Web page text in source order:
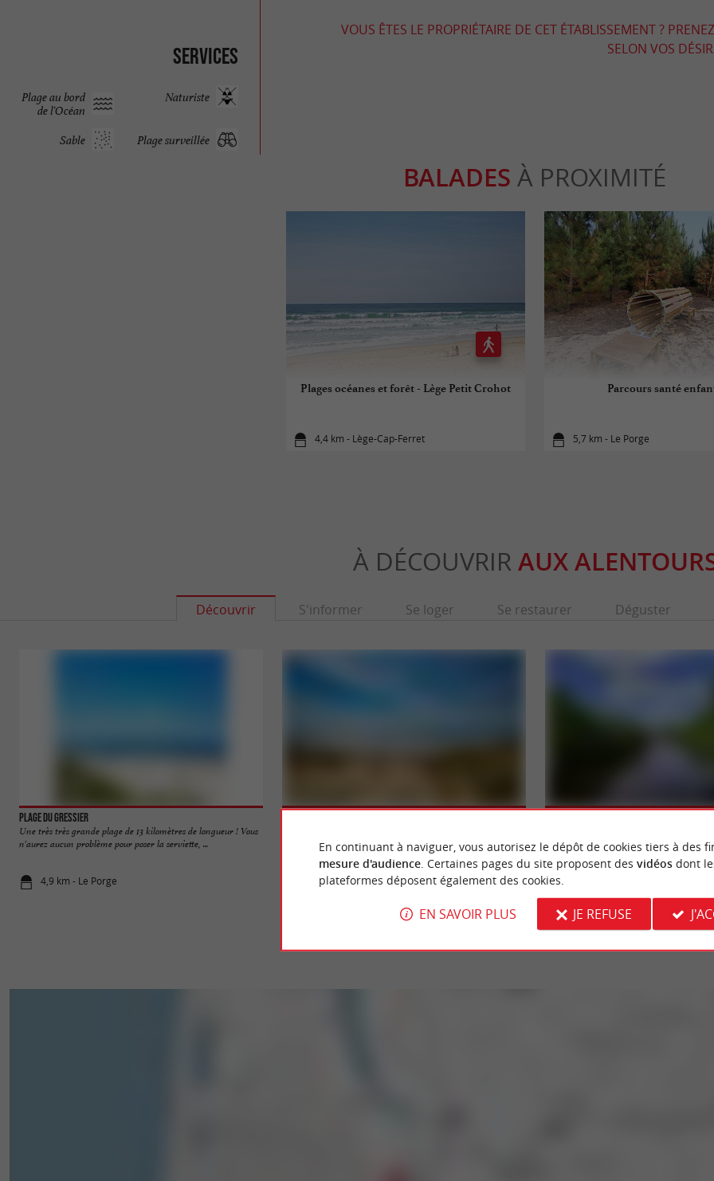
Services
Naturiste
Plage au bord
de l'Océan
Plage surveillée
Sable
VOUS ÊTES LE PROPRIÉTAIRE DE CET ÉTABLISSEMENT ?
SELON VOS
BALADES À PROXIMITÉ
Plages océanes et forêt - Lège Petit Crohot
4,4 km - Lège-Cap-Ferret
Parcours santé
5,7 km - Le Porge
À DÉCOUVRIR AUX
Découvrir S'informer Se loger Se restaurer Déguster
Plage du Gressier
Une très très grande plage de 13 kilomètres de longueur ! Vous
n'aurez aucun problème pour poser la serviette, ...
4,9 km - Le Porge
pas loin du village de Lège, c'est une plage ...
5,0 km - Lège-Cap-Ferret
relie l’Étang de Lacanau au Bassin ...
En continuant à naviguer, vous autorisez le dépôt de cookies tiers à des
mesure d'audience. Certaines pages du site proposent des vidéosdont
plateformes déposent également des cookies.
EN SAVOIR PLUS JE REFUSE